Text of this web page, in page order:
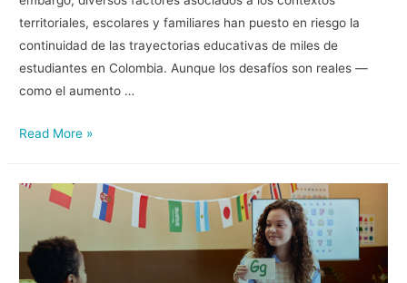
territoriales, escolares y familiares han puesto en riesgo la
continuidad de las trayectorias educativas de miles de
estudiantes en Colombia. Aunque los desafíos son reales —
como el aumento …
Read More »